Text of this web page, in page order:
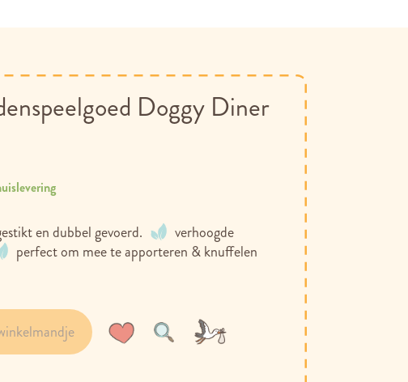
Doggy Diner
en dubbel gevoerd.
verhoogde
perfect om mee te apporteren & knuffelen
Voeg
Toevoegen